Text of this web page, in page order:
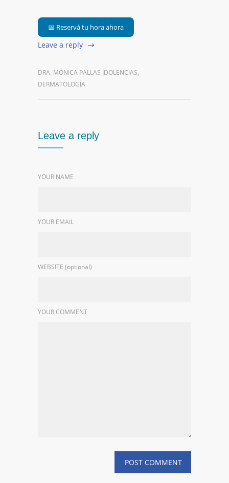
📅 Reservá tu hora ahora
Leave a reply
DRA. MÓNICA PALLAS DOLENCIAS,
DERMATOLOGÍA
Leave a reply
YOUR NAME
YOUR EMAIL
WEBSITE (optional)
YOUR COMMENT